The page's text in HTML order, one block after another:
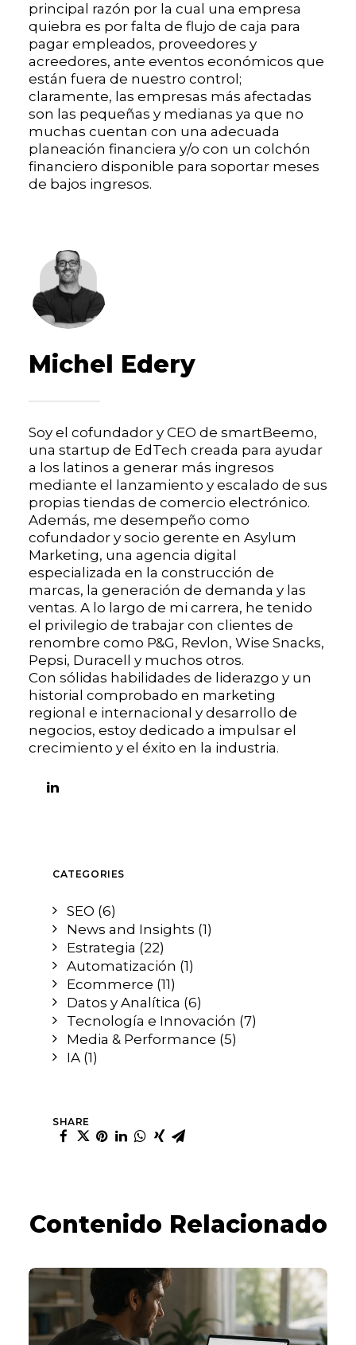
principal razón por la cual una empresa
quiebra es por falta de flujo de caja para
pagar empleados, proveedores y
acreedores, ante eventos económicos que
están fuera de nuestro control;
claramente, las empresas más afectadas
son las pequeñas y medianas ya que no
muchas cuentan con una adecuada
planeación financiera y/o con un colchón
financiero disponible para soportar meses
de bajos ingresos.
Michel Edery
Soy el cofundador y CEO de smartBeemo,
una startup de EdTech creada para ayudar
a los latinos a generar más ingresos
mediante el lanzamiento y escalado de sus
propias tiendas de comercio electrónico.
Además, me desempeño como
cofundador y socio gerente en Asylum
Marketing, una agencia digital
especializada en la construcción de
marcas, la generación de demanda y las
ventas. A lo largo de mi carrera, he tenido
el privilegio de trabajar con clientes de
renombre como P&G, Revlon, Wise Snacks,
Pepsi, Duracell y muchos otros.
Con sólidas habilidades de liderazgo y un
historial comprobado en marketing
regional e internacional y desarrollo de
negocios, estoy dedicado a impulsar el
crecimiento y el éxito en la industria.
CATEGORIES
SEO (6)
News and Insights (1)
Estrategia (22)
Automatización (1)
Ecommerce (11)
Datos y Analítica (6)
Tecnología e Innovación (7)
Media & Performance (5)
IA (1)
SHARE
Contenido Relacionado